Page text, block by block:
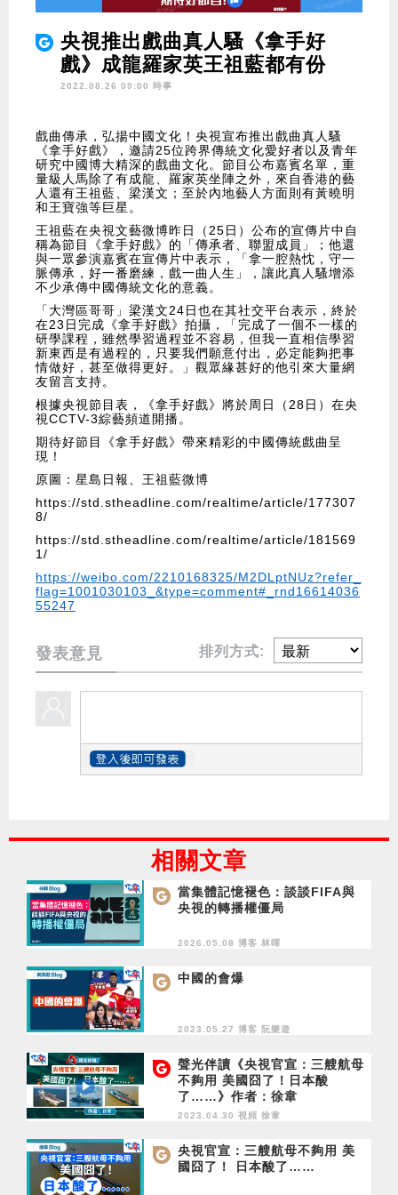
央視推出戲曲真人騷《拿手好
戲》成龍羅家英王祖藍都有份
2022.08.26 09:00 時事
戲曲傳承，弘揚中國文化！央視宣布推出戲曲真人騷
《拿手好戲》，邀請25位跨界傳統文化愛好者以及青年
研究中國博大精深的戲曲文化。節目公布嘉賓名單，重
量級人馬除了有成龍、羅家英坐陣之外，來自香港的藝
人還有王祖藍、梁漢文；至於內地藝人方面則有黃曉明
和王寶強等巨星。
王祖藍在央視文藝微博昨日（25日）公布的宣傳片中自
稱為節目《拿手好戲》的「傳承者、聯盟成員」；他還
與一眾參演嘉賓在宣傳片中表示，「拿一腔熱忱，守一
脈傳承，好一番磨練，戲一曲人生」，讓此真人騷增添
不少承傳中國傳統文化的意義。
「大灣區哥哥」梁漢文24日也在其社交平台表示，終於
在23日完成《拿手好戲》拍攝，「完成了一個不一樣的
研學課程，雖然學習過程並不容易，但我一直相信學習
新東西是有過程的，只要我們願意付出，必定能夠把事
情做好，甚至做得更好。」觀眾緣甚好的他引來大量網
友留言支持。
根據央視節目表，《拿手好戲》將於周日（28日）在央
視CCTV-3綜藝頻道開播。
期待好節目《拿手好戲》帶來精彩的中國傳統戲曲呈
現！
原圖：星島日報、王祖藍微博
https://std.stheadline.com/realtime/article/177307
8/
https://std.stheadline.com/realtime/article/181569
1/
https://weibo.com/2210168325/M2DLptNUz?refer_
flag=1001030103_&type=comment#_rnd16614036
55247
發表意見 排列方式:
相關文章
當集體記憶褪色：談談FIFA與
央視的轉播權僵局
2026.05.08 博客 林暉
中國的會爆
2023.05.27 博客 阮樂遊
聲光伴讀《央視官宣：三艘航母
不夠用 美國囧了！日本酸
了……》作者：徐韋
2023.04.30 視頻 徐韋
央視官宣：三艘航母不夠用 美
國囧了！ 日本酸了……